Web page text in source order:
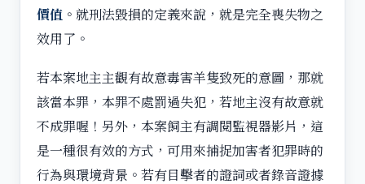
價值 。就刑法毀損的定義來說，就是完全喪失物之
效用了。
若本案地主主觀有故意毒害羊隻致死的意圖，那就
該當本罪，本罪不處罰過失犯，若地主沒有故意就
不成罪喔！另外，本案飼主有調閱監視器影片，這
是一種很有效的方式，可用來捕捉加害者犯罪時的
行為與環境背景。若有目擊者的證詞或者錄音證據